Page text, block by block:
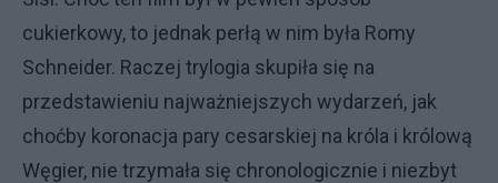
cukierkowy, to jednak perłą w nim była Romy
Schneider. Raczej trylogia skupiła się na
przedstawieniu najważniejszych wydarzeń, jak
choćby koronacja pary cesarskiej na króla i królową
Węgier, nie trzymała się chronologicznie i niezbyt